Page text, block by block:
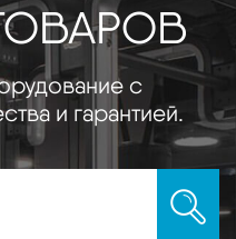
с
и гарантией.